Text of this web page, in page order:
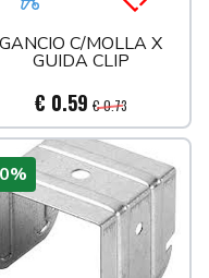
tardiAggiungi al carrello
GANCIO C/MOLLA X
GUIDA CLIP
€ 0.59 € 0.73